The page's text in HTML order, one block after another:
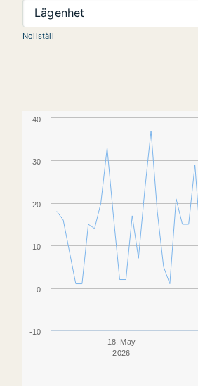
Lägenhet
Nollställ
18. May
2026
-10
0
10
20
30
40